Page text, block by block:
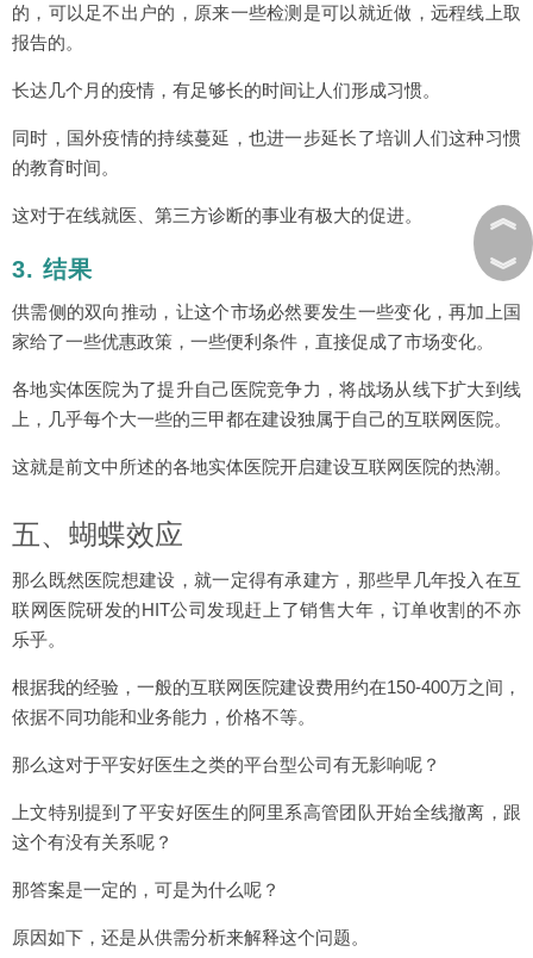
的，可以足不出户的，原来一些检测是可以就近做，远程线上取
报告的。
长达几个月的疫情，有足够长的时间让人们形成习惯。
同时，国外疫情的持续蔓延，也进一步延长了培训人们这种习惯
的教育时间。
这对于在线就医、第三方诊断的事业有极大的促进。
3. 结果
供需侧的双向推动，让这个市场必然要发生一些变化，再加上国
家给了一些优惠政策，一些便利条件，直接促成了市场变化。
各地实体医院为了提升自己医院竞争力，将战场从线下扩大到线
上，几乎每个大一些的三甲都在建设独属于自己的互联网医院。
这就是前文中所述的各地实体医院开启建设互联网医院的热潮。
五、蝴蝶效应
那么既然医院想建设，就一定得有承建方，那些早几年投入在互
联网医院研发的HIT公司发现赶上了销售大年，订单收割的不亦
乐乎。
根据我的经验，一般的互联网医院建设费用约在150-400万之间，
依据不同功能和业务能力，价格不等。
那么这对于平安好医生之类的平台型公司有无影响呢？
上文特别提到了平安好医生的阿里系高管团队开始全线撤离，跟
这个有没有关系呢？
那答案是一定的，可是为什么呢？
原因如下，还是从供需分析来解释这个问题。
︽
︾